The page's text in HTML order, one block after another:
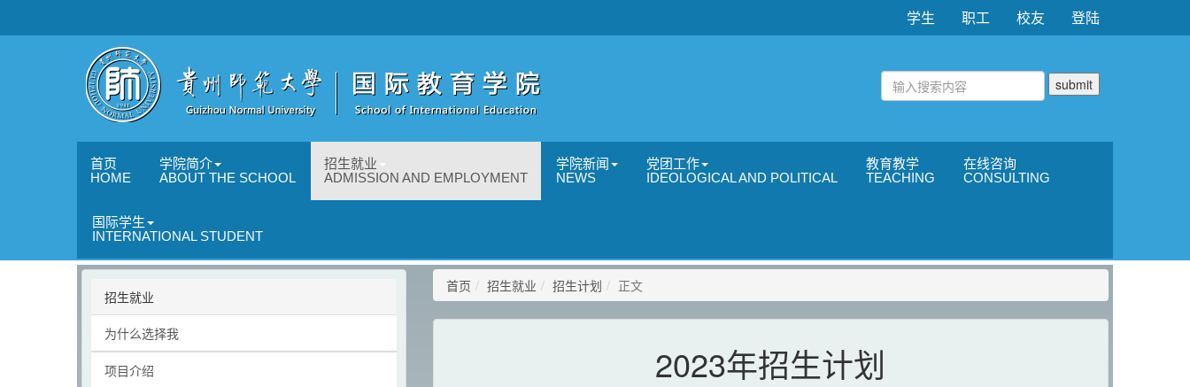
学生 职工 校友 登陆
首页
HOME
学院简介
ABOUT THE SCHOOL
招生就业
ADMISSION AND EMPLOYMENT
学院新闻
NEWS
党团工作
IDEOLOGICAL AND POLITICAL
教育教学
TEACHING
在线咨询
CONSULTING
国际学生
INTERNATIONAL STUDENT
招生就业
为什么选择我
项目介绍
首页 招生就业 招生计划 正文
2023年招生计划